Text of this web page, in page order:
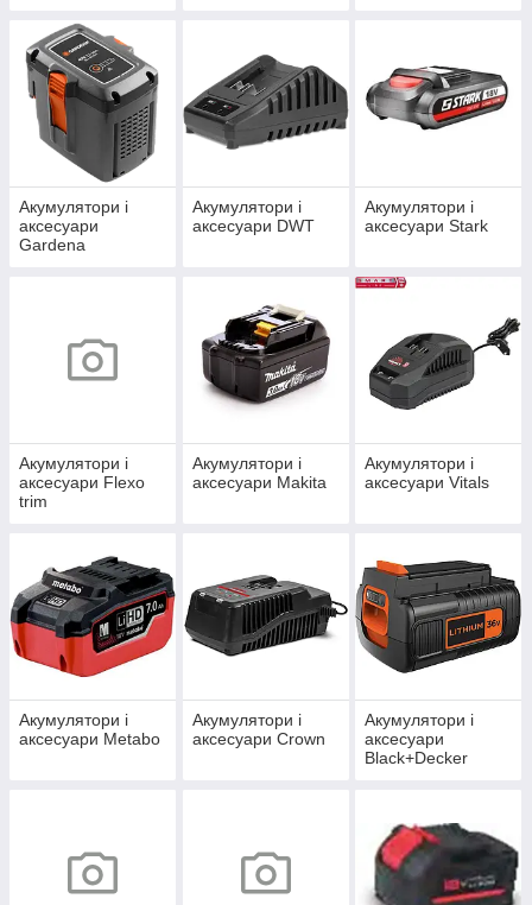
Акумулятори і
аксесуари
Gardena
Акумулятори і
аксесуари DWT
Акумулятори і
аксесуари Stark
Акумулятори і
аксесуари Flexo
trim
Акумулятори і
аксесуари Makita
Акумулятори і
аксесуари Vitals
Акумулятори і
аксесуари Metabo
Акумулятори і
аксесуари Crown
Акумулятори і
аксесуари
Black+Decker